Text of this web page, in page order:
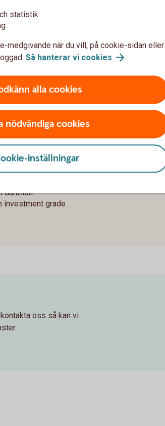
gärna att hitta fonder
regioner, teman, små
baserade fonder.
för till exempel
duration.
grade.
oss så kan vi
statistik
medgivande när du vill, på cookie-sidan eller
Så hanterar vi cookies .
alla cookies
nödvändiga cookies
inställningar